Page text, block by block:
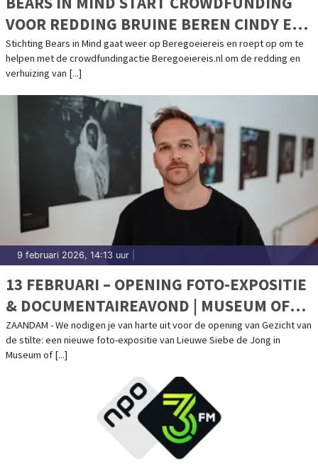
VOOR REDDING BRUINE BEREN CINDY EN
FELIPE UIT AZERBEIDZJAN
Stichting Bears in Mind gaat weer op Beregoeiereis en roept op om te
helpen met de crowdfundingactie Beregoeiereis.nl om de redding en
verhuizing van [...]
9 februari 2026, 14:13 uur
13 FEBRUARI – OPENING FOTO-EXPOSITIE
& DOCUMENTAIREAVOND | MUSEUM OF
HUMANITY
ZAANDAM - We nodigen je van harte uit voor de opening van Gezicht van
de stilte: een nieuwe foto-expositie van Lieuwe Siebe de Jong in
Museum of [...]